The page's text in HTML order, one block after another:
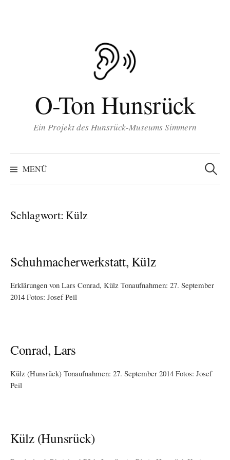
O-Ton Hunsrück
Ein Projekt des Hunsrück-Museums Simmern
MENÜ
Suchen
nach:
Schlagwort:Külz
Schuhmacherwerkstatt, Külz
Erklärungen von Lars Conrad, Külz Tonaufnahmen: 27. September
2014 Fotos: Josef Peil
Conrad, Lars
Külz (Hunsrück) Tonaufnahmen: 27. September 2014 Fotos: Josef
Peil
Külz (Hunsrück)